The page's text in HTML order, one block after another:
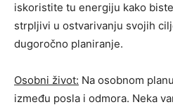
iskoristite tu energiju kako
strpljivi u ostvarivanju svojih
dugoročno planiranje.
Osobni život: Na osobnom
između posla i odmora. Neka